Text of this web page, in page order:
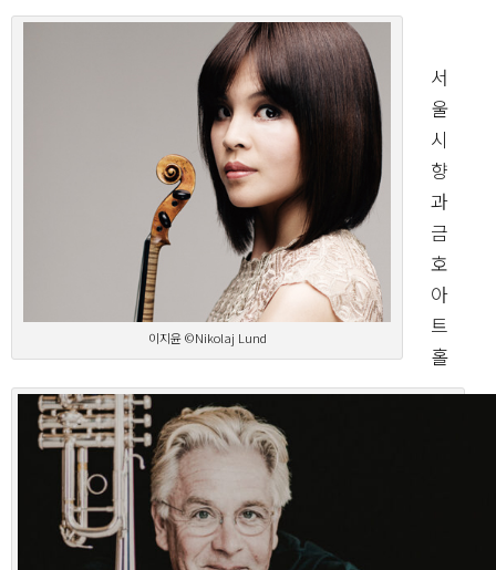
이지윤 ©Nikolaj Lund
서
울
시
향
과
금
호
아
트
홀